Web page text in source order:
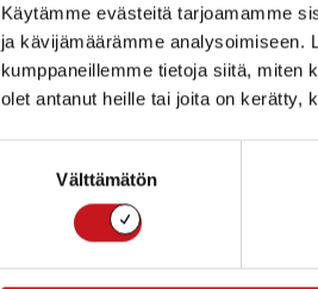
Käytämme evästeitä tarjoamamme
ja kävijämäärämme analysoimiseen.
kumppaneillemme tietoja siitä, miten
olet antanut heille tai joita on kerätty,
Välttämätön